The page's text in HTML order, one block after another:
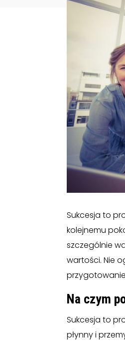
Sukcesja to
kolejnemu
szczególnie
wartości. Nie
Na czym
Sukcesja to
płynny i